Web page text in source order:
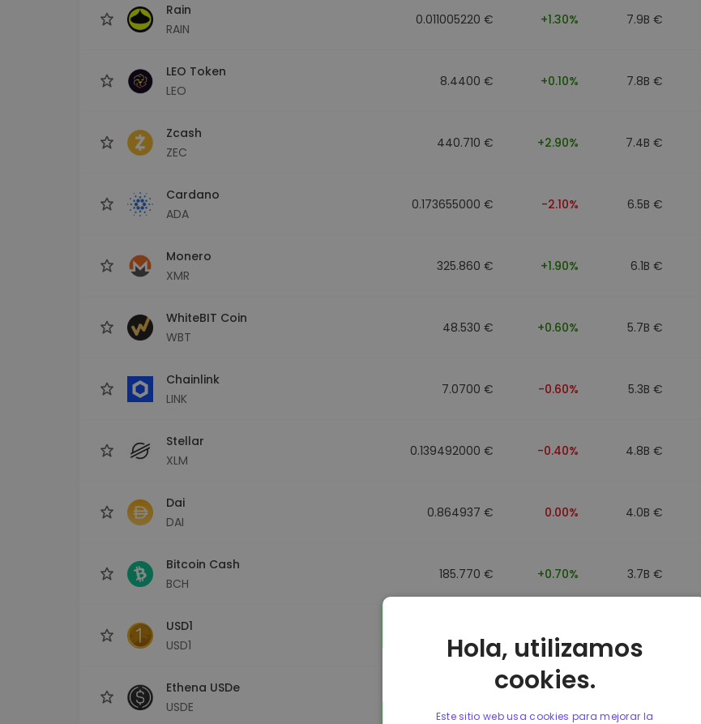
Rain
RAIN
0.011005220 € +1.30% 7.9B €
LEO Token
LEO
8.4400 € +0.10% 7.8B €
Zcash
ZEC
440.710 € +2.90% 7.4B €
Cardano
ADA
0.173655000 € -2.10% 6.5B €
Monero
XMR
325.860 € +1.90% 6.1B €
WhiteBIT Coin
WBT
48.530 € +0.60% 5.7B €
Chainlink
LINK
7.0700 € -0.60% 5.3B €
Stellar
XLM
0.139492000 € -0.40% 4.8B €
Dai
DAI
0.864937 € 0.00% 4.0B €
Bitcoin Cash
BCH
185.770 € +0.70% 3.7B €
USD1
USD1
0.864857 € 0.00%
Ethena USDe
USDE
Hola, utilizamos
cookies.
Este sitio web usa cookies para mejorar la